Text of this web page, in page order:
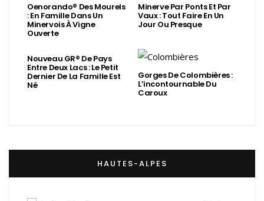
Oenorando® Des Mourels
: En Famille Dans Un
Minervois À Vigne
Ouverte
Minerve Par Ponts Et Par
Vaux : Tout Faire En Un
Jour Ou Presque
Nouveau GR® De Pays
Entre Deux Lacs : Le Petit
Dernier De La Famille Est
Né
Gorges De Colombières :
L’incontournable Du
Caroux
HAUTES-ALPES